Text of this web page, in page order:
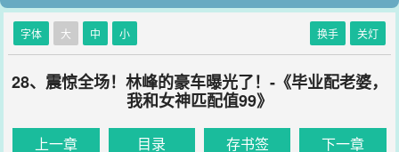
字体 大 中 小 换手 关灯
28、震惊全场！林峰的豪车曝光了！-《毕业配老婆，
我和女神匹配值99》
上一章 目录 存书签 下一章